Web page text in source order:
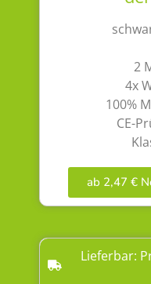
2
4x
100%
CE-
ab 2,47 €
Lieferbar: